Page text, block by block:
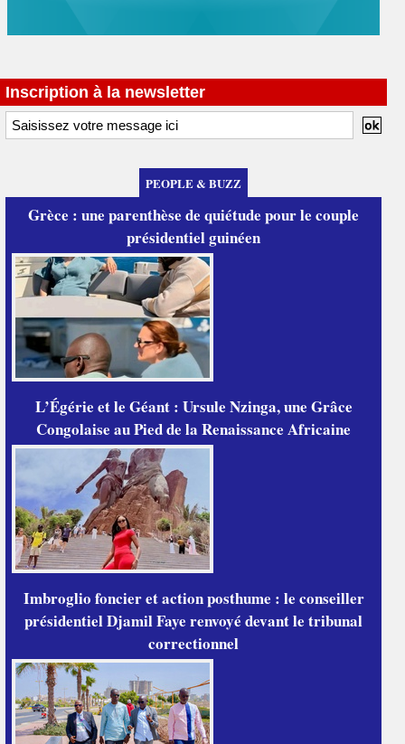
Inscription à la newsletter
PEOPLE & BUZZ
Grèce : une parenthèse de quiétude pour le couple
présidentiel guinéen
L’Égérie et le Géant : Ursule Nzinga, une Grâce
Congolaise au Pied de la Renaissance Africaine
Imbroglio foncier et action posthume : le conseiller
présidentiel Djamil Faye renvoyé devant le tribunal
correctionnel